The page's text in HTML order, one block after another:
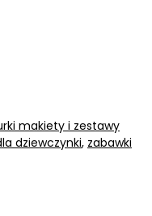
makiety i zestawy
dziewczynki, zabawki